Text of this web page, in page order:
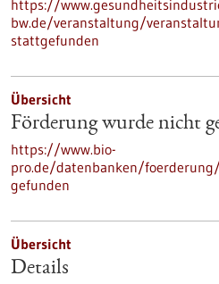
https://
bw.de/veranstaltung/
stattgefunden
Übersicht
Förderung wurde nicht
https://www.bio-
pro.de/datenbanken/
gefunden
Übersicht
Details